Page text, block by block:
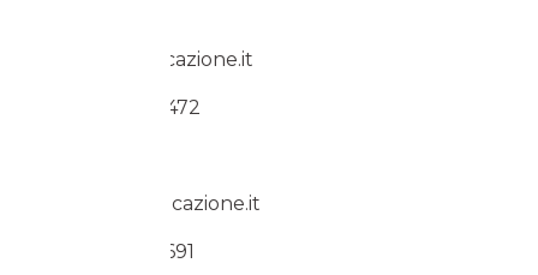
po@dicomunicazione.it
Mob.: 335 1753472
mp@dicomunicazione.it
Mob.: 320 1144691